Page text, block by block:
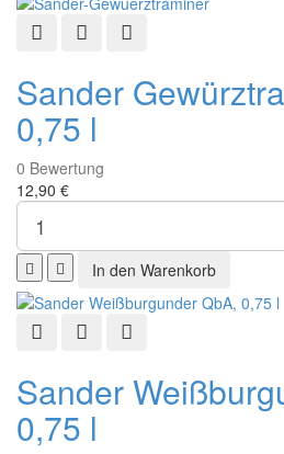
SchnellansichtZur Wunschliste hinzufügen
Sander
0,75 l
0 Bewertung
12,90 €
SchnellansichtZur Wunschliste hinzufügen
Sander
0,75 l